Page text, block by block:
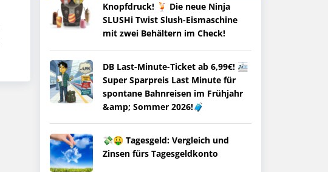
Knopfdruck! 🍹 Die neue Ninja
SLUSHi Twist Slush-Eismaschine
mit zwei Behältern im Check!
DB Last-Minute-Ticket ab 6,99€! 🚈
Super Sparpreis Last Minute für
spontane Bahnreisen im Frühjahr
&amp; Sommer 2026!🧳
💸🤑 Tagesgeld: Vergleich und
Zinsen fürs Tagesgeldkonto